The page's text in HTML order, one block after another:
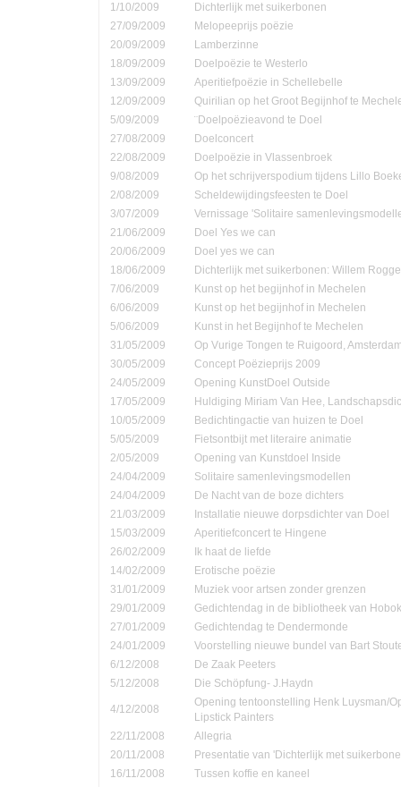
1/10/2009
Dichterlijk met suikerbonen
27/09/2009
Melopeeprijs poëzie
20/09/2009
Lamberzinne
18/09/2009
Doelpoëzie te Westerlo
13/09/2009
Aperitiefpoëzie in Schellebelle
12/09/2009
Quirilian op het Groot Begijnhof te
5/09/2009
¨Doelpoëzieavond te Doel
27/08/2009
Doelconcert
22/08/2009
Doelpoëzie in Vlassenbroek
9/08/2009
Op het schrijverspodium tijdens Lillo
2/08/2009
Scheldewijdingsfeesten te Doel
3/07/2009
Vernissage 'Solitaire
21/06/2009
Doel Yes we can
20/06/2009
Doel yes we can
18/06/2009
Dichterlijk met suikerbonen: Willem
7/06/2009
Kunst op het begijnhof in Mechelen
6/06/2009
Kunst op het begijnhof in Mechelen
5/06/2009
Kunst in het Begijnhof te Mechelen
31/05/2009
Op Vurige Tongen te Ruigoord,
30/05/2009
Concept Poëzieprijs 2009
24/05/2009
Opening KunstDoel Outside
17/05/2009
Huldiging Miriam Van Hee,
10/05/2009
Bedichtingactie van huizen te Doel
5/05/2009
Fietsontbijt met literaire animatie
2/05/2009
Opening van Kunstdoel Inside
24/04/2009
Solitaire samenlevingsmodellen
24/04/2009
De Nacht van de boze dichters
21/03/2009
Installatie nieuwe dorpsdichter van Doel
15/03/2009
Aperitiefconcert te Hingene
26/02/2009
Ik haat de liefde
14/02/2009
Erotische poëzie
31/01/2009
Muziek voor artsen zonder grenzen
29/01/2009
Gedichtendag in de bibliotheek van
27/01/2009
Gedichtendag te Dendermonde
24/01/2009
Voorstelling nieuwe bundel van Bart
6/12/2008
De Zaak Peeters
5/12/2008
Die Schöpfung- J.Haydn
4/12/2008
Opening tentoonstelling Henk Luysman/
Lipstick Painters
22/11/2008
Allegria
20/11/2008
Presentatie van 'Dichterlijk met
16/11/2008
Tussen koffie en kaneel